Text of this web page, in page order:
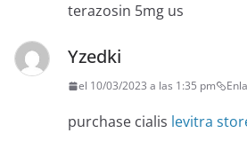
terazosin 5mg us
Yzedki
el 10/03/2023 a las 1:35 pm
purchase cialis levitra